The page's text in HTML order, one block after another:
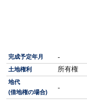
完成予定年月 -
土地権利 所有権
地代
(借地権の場合)
-